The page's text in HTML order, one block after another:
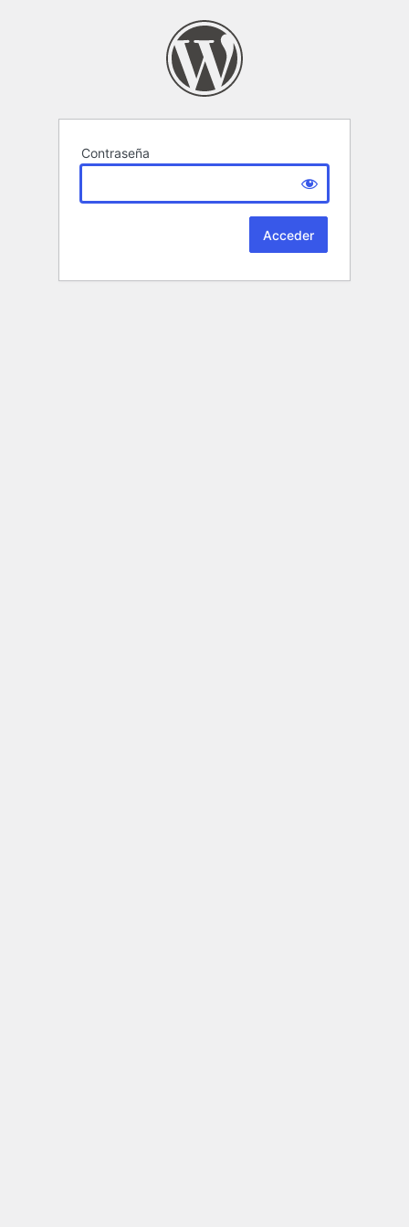
Contraseña